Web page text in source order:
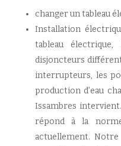
changer un tableau
Installation
tableau
disjoncteurs
interrupteurs, les
production d’eau
Issambres
répond à la
actuellement.